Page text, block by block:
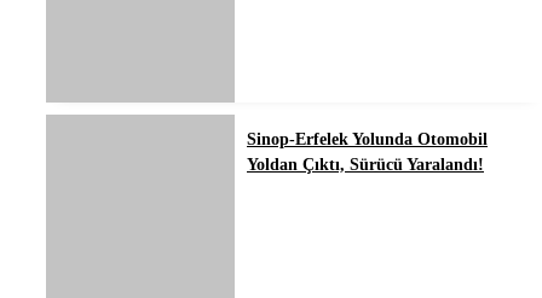
Sinop-Erfelek Yolunda Otomobil
Yoldan Çıktı, Sürücü Yaralandı!